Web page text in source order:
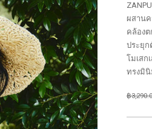
ผสาน
คล้องต
ประยุก
โมเสก
ทรงมิ
฿